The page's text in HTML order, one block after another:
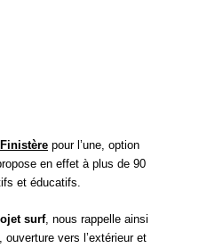
pour l’une, option
en effet à plus de 90
et éducatifs.
surf, nous rappelle ainsi
vers l’extérieur et